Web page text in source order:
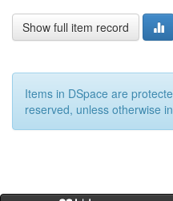
Show full item record
Items in DSpace are
reserved, unless otherwise